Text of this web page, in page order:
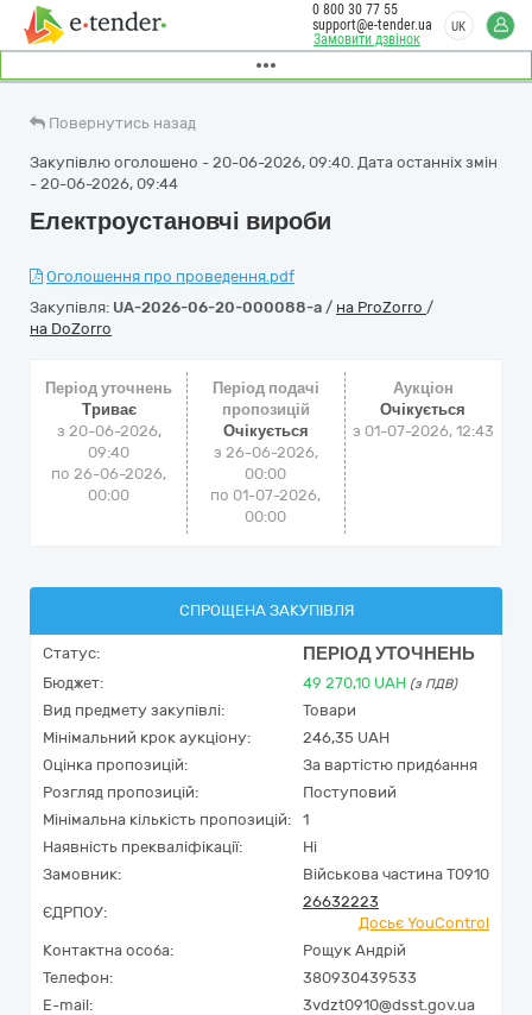
Замовити дзвінок
0 800 30 77 55
support@e-tender.ua
UK
Повернутись назад
Закупівлю оголошено - 20-06-2026, 09:40. Дата останніх змін
- 20-06-2026, 09:44
Електроустановчі вироби
Оголошення про проведення.pdf
Закупівля: UA-2026-06-20-000088-a / на ProZorro /
на DoZorro
Період уточнень
Триває
з 20-06-2026,
09:40
по 26-06-2026,
00:00
Період подачі
пропозицій
Очікується
з 26-06-2026,
00:00
по 01-07-2026,
00:00
Аукціон
Очікується
з 01-07-2026, 12:43
СПРОЩЕНА ЗАКУПІВЛЯ
Статус: ПЕРІОД УТОЧНЕНЬ
Бюджет: 49 270,10 UAH (з ПДВ)
Вид предмету закупівлі:
Товари
Мінімальний крок аукціону:
246,35 UAH
Оцінка пропозицій:
За вартістю придбання
Розгляд пропозицій:
Поступовий
Мінімальна кількість пропозицій:
1
Наявність прекваліфікації:
Ні
Замовник:
Військова частина Т0910
ЄДРПОУ:
26632223
Досьє YouControl
Контактна особа:
Рощук Андрій
Телефон:
380930439533
E-mail:
3vdzt0910@dsst.gov.ua